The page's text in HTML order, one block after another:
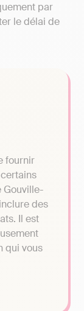
par
le délai de
fournir
Gouville-
des
Il est
qui vous